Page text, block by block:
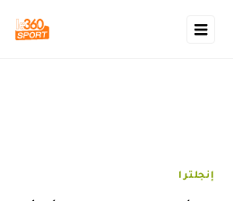
إنجلترا